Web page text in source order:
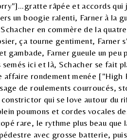
râpée et accords qui
un boogie ralenti, Farner à la
en commère de la
ça tourne gentiment, Farner
gambade, Farner gueule un
semés ici et là, Schacher se fait
affaire rondement menée ["High
de roulements courroucés,
qui se love autour du
poumons et cordes vocales
rare, le rythme plus beau
avec grosse batterie,